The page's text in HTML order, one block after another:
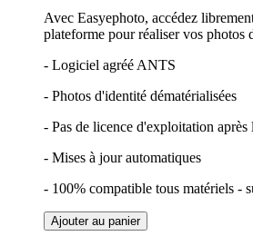
Avec Easyephoto, accédez
plateforme pour réaliser vos photos
- Logiciel agréé ANTS
- Photos d'identité dématérialisées
- Pas de licence d'exploitation après
- Mises à jour automatiques
- 100% compatible tous matériels -
Ajouter au panier